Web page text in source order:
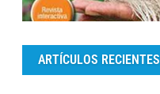
ARTÍCULOS RECIENTES